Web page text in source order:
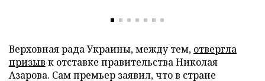
Верховная рада Украины, между тем, отвергла
призыв к отставке правительства Николая
Азарова. Сам премьер заявил, что в стране